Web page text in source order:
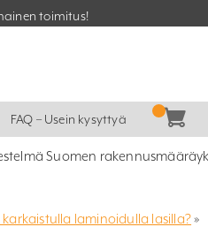
toimitus!
FAQ – Usein kysyttyä
Suomen
laminoidulla lasilla?»